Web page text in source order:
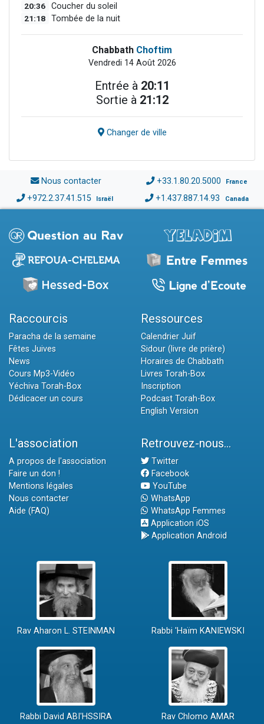
20:36 Coucher du soleil
21:18 Tombée de la nuit
Chabbath Choftim
Vendredi 14 Août 2026
Entrée à 20:11
Sortie à 21:12
Changer de ville
Nous contacter +33.1.80.20.5000 France
+972.2.37.41.515 Israël +1.437.887.14.93 Canada
Raccourcis
Paracha de la semaine
Fêtes Juives
News
Cours Mp3-Vidéo
Yéchiva Torah-Box
Dédicacer un cours
Ressources
Calendrier Juif
Sidour (livre de prière)
Horaires de Chabbath
Livres Torah-Box
Inscription
Podcast Torah-Box
English Version
L'association
A propos de l'association
Faire un don !
Mentions légales
Nous contacter
Aide (FAQ)
Retrouvez-nous...
Twitter
Facebook
YouTube
WhatsApp
WhatsApp Femmes
Application iOS
Application Android
Rav Aharon L. STEINMAN Rabbi 'Haïm KANIEWSKI
Rabbi David ABI'HSSIRA Rav Chlomo AMAR